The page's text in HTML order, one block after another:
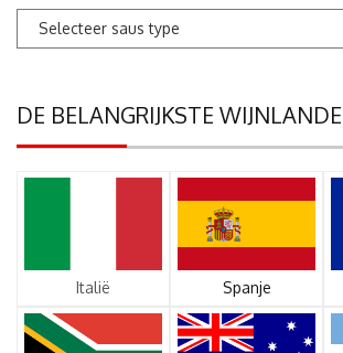
DE BELANGRIJKSTE
Italië Spanje